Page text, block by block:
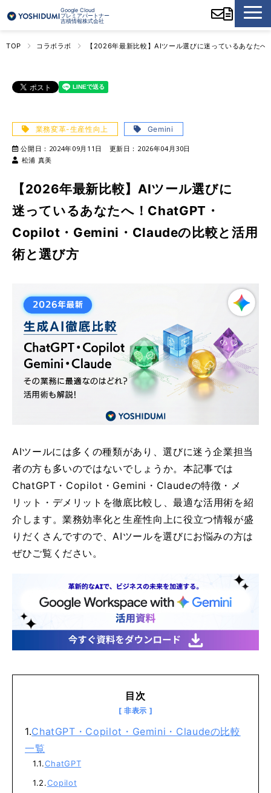
Google Cloud
プレミアパートナー
吉積情報株式会社
TOP コラボラボ 【2026年最新比較】AIツール選びに迷っているあな
業務変革-生産性向上 Gemini
公開日： 2024年09月11日 更新日： 2026年04月30日
松浦 真美
【2026年最新比較】AIツール選びに
迷っているあなたへ！ChatGPT・
Copilot・Gemini・Claudeの比較と活用
術と選び方
AIツールには多くの種類があり、選びに迷う企業担当
者の方も多いのではないでしょうか。本記事では
ChatGPT・Copilot・Gemini・Claudeの特徴・メ
リット・デメリットを徹底比較し、最適な活用術を紹
介します。業務効率化と生産性向上に役立つ情報が盛
りだくさんですので、AIツールを選びにお悩みの方は
ぜひご覧ください。
目次
ChatGPT・Copilot・Gemini・Claudeの比較
一覧
ChatGPT
Copilot